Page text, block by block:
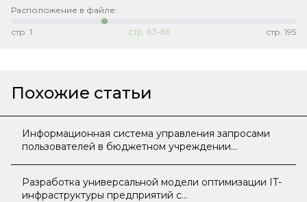
Расположение в файле:
стр. 1 стр. 63-66 стр. 195
Похожие статьи
Информационная система управления запросами
пользователей в бюджетном учреждении
Разработка универсальной модели оптимизации IT-
инфраструктуры предприятий с